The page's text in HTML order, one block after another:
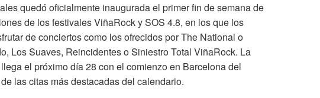
quedó oficialmente inaugurada el primer fin de semana de
de los festivales ViñaRock y SOS 4.8, en los que los
de conciertos como los ofrecidos por The National o
Los Suaves, Reincidentes o Siniestro Total ViñaRock. La
el próximo día 28 con el comienzo en Barcelona del
las citas más destacadas del calendario.